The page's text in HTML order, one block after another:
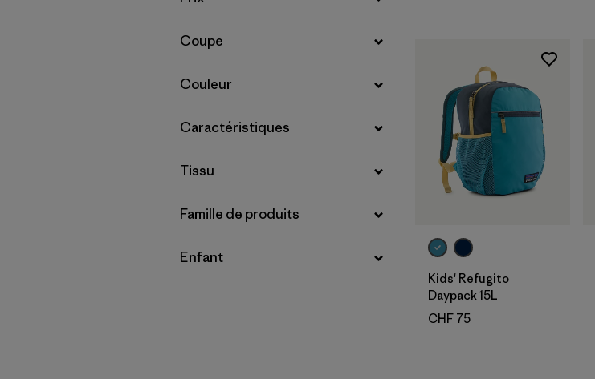
Filtrer par
Coupe
Filtrer par
Couleur
Filtrer par
Caractéristiques
Filtrer par
Tissu
Filtrer par
Famille de produits
Filtrer par
Enfant
Ajouter au
panier
Kids' Refugito
Daypack 15L
CHF 75